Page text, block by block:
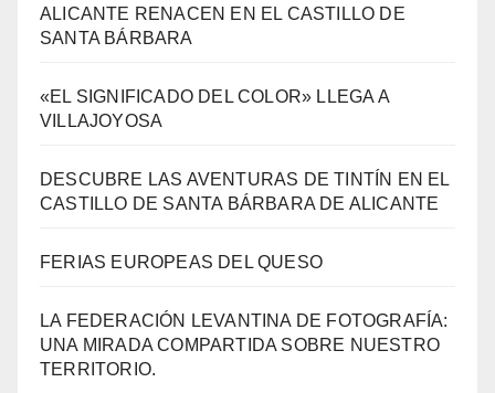
«EL SIGNIFICADO DEL COLOR» LLEGA A
DESCUBRE LAS AVENTURAS DE TINTÍN EN EL
FERIAS EUROPEAS DEL QUESO
LA FEDERACIÓN LEVANTINA DE FOTOGRAFÍA: